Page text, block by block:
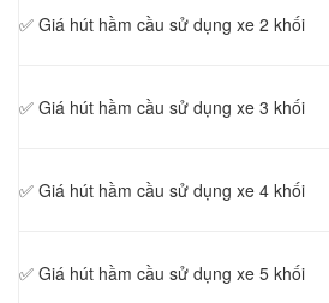
✅ Giá hút hầm cầu sử dụng xe 2 khối
✅ Giá hút hầm cầu sử dụng xe 3 khối
✅ Giá hút hầm cầu sử dụng xe 4 khối
✅ Giá hút hầm cầu sử dụng xe 5 khối